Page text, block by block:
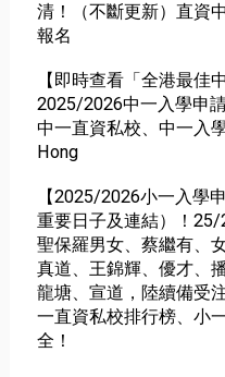
清！（不斷更新）直資
報名
【即時查看「全港最佳
2025/2026中一入學申
中一直資私校、中一入
Hong
【2025/2026小一入學
重要日子及連結）！25/
聖保羅男女、蔡繼有、
真道、王錦輝、優才、
龍塘、宣道，陸續備受
一直資私校排行榜、小
全！